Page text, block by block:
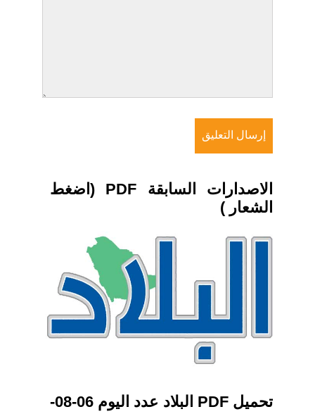
الاصدارات السابقة PDF (اضغط
الشعار )
تحميل PDF البلاد عدد اليوم 06-08-